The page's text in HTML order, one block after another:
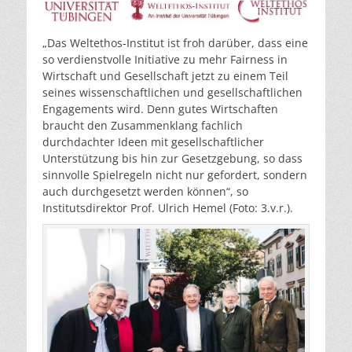
„Das Weltethos-Institut ist froh darüber, dass eine
so verdienstvolle Initiative zu mehr Fairness in
Wirtschaft und Gesellschaft jetzt zu einem Teil
seines wissenschaftlichen und gesellschaftlichen
Engagements wird. Denn gutes Wirtschaften
braucht den Zusammenklang fachlich
durchdachter Ideen mit gesellschaftlicher
Unterstützung bis hin zur Gesetzgebung, so dass
sinnvolle Spielregeln nicht nur gefordert, sondern
auch durchgesetzt werden können“, so
Institutsdirektor Prof. Ulrich Hemel (Foto: 3.v.r.).